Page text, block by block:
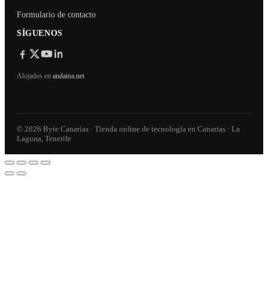
Formulario de contacto
SÍGUENOS
Alojados en andaina.net
© 2026 Byte Canarias · Tienda online de tecnología en Canarias · La
Laguna, Tenerife